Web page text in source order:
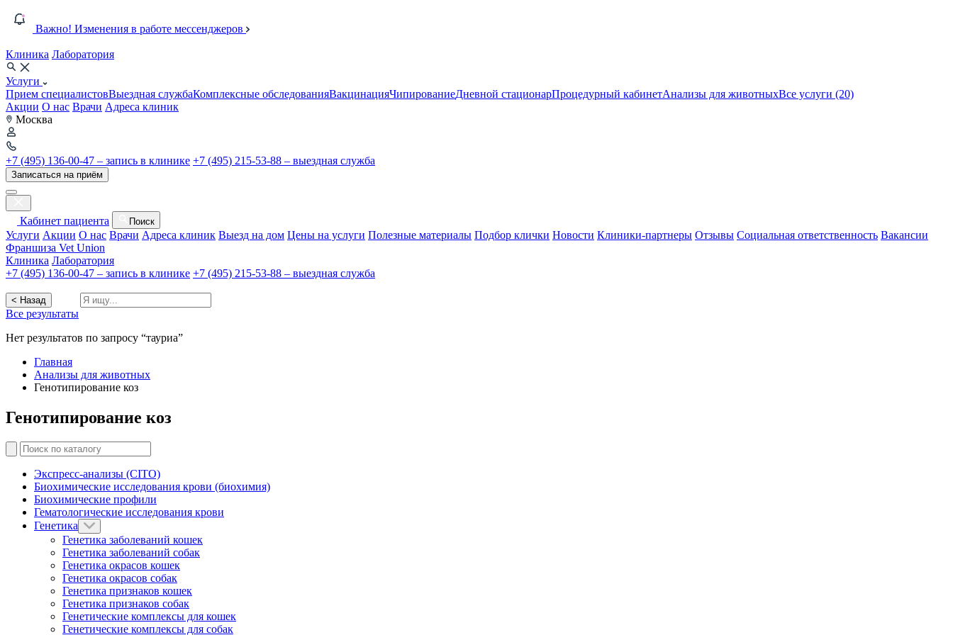
Важно! Изменения в работе мессенджеров
Клиника Лаборатория
Услуги
Прием специалистовВыездная службаКомплексные обследованияВакцинацияЧипированиеДневной стационарПроцедурный кабинетАнализы для животныхВсе услуги (20)
Акции О нас Врачи Адреса клиник
Москва
+7 (495) 136-00-47 – запись в клинике +7 (495) 215-53-88 – выездная служба
Записаться на приём
Кабинет пациента Поиск
Услуги Акции О нас Врачи Адреса клиник Выезд на дом Цены на услуги Полезные материалы Подбор клички Новости Клиники-партнеры Отзывы Социальная ответственность Вакансии
Франшиза Vet Union
Клиника Лаборатория
+7 (495) 136-00-47 – запись в клинике +7 (495) 215-53-88 – выездная служба
< Назад
Все результаты
Нет результатов по запросу “тауриа”
Главная
Анализы для животных
Генотипирование коз
Генотипирование коз
Экспресс-анализы (CITO)
Биохимические исследования крови (биохимия)
Биохимические профили
Гематологические исследования крови
Генетика
Генетика заболеваний кошек
Генетика заболеваний собак
Генетика окрасов кошек
Генетика окрасов собак
Генетика признаков кошек
Генетика признаков собак
Генетические комплексы для кошек
Генетические комплексы для собак